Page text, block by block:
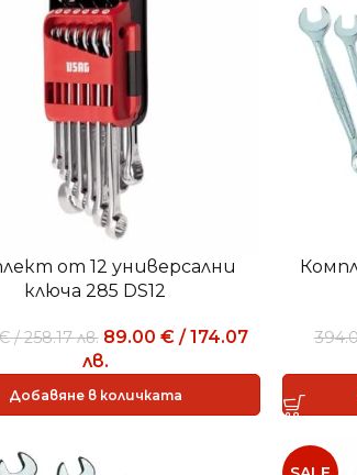
от 12 универсални
ключа 285 DS12
/258.17лв. 89.00 € / 174.07
лв.
Добавяне в количката